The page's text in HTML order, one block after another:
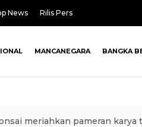
News Rilis Pers
MANCANEGARA BANGKA
meriahkan pameran karya